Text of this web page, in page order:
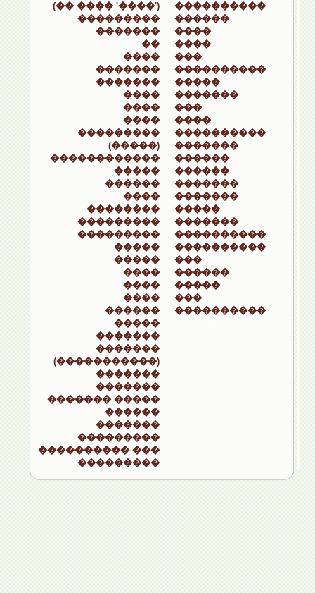
(�� ���� '����')
���������
�������
��
����
�������
�������
����
����
����
���������
(�����)
������������
�����
������
����
��������
���������
���������
�����
�����
����
����
����
������
�����
�������
�������
(�����������)
�������
�������
������� �����
������
�������
���������
���������� ���
���������
����������
������
����
����
���
����������
�����
�������
���
����
����������
�������
������
������
�������
�������
�����
�������
����������
����������
���
������
�����
���
����������